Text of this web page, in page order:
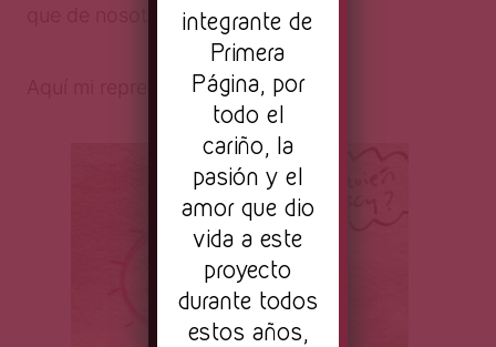
que de nosotros mismos.
Aquí mi representación:
integrante de
Primera
Página, por
todo el
cariño, la
pasión y el
amor que dio
vida a este
proyecto
durante todos
estos años,